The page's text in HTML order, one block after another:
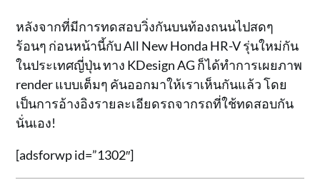
หลังจากที่มีการทดสอบวิ่งกันบนท้องถนนไปสดๆ
ร้อนๆ ก่อนหน้านี้กับ All New Honda HR-V รุ่นใหม่กัน
ในประเทศญี่ปุ่น ทาง KDesign AG ก็ได้ทำการเผยภาพ
render แบบเต็มๆ คันออกมาให้เราเห็นกันแล้ว โดย
เป็นการอ้างอิงรายละเอียดรถจากรถที่ใช้ทดสอบกัน
นั่นเอง!
[adsforwp id=”1302″]